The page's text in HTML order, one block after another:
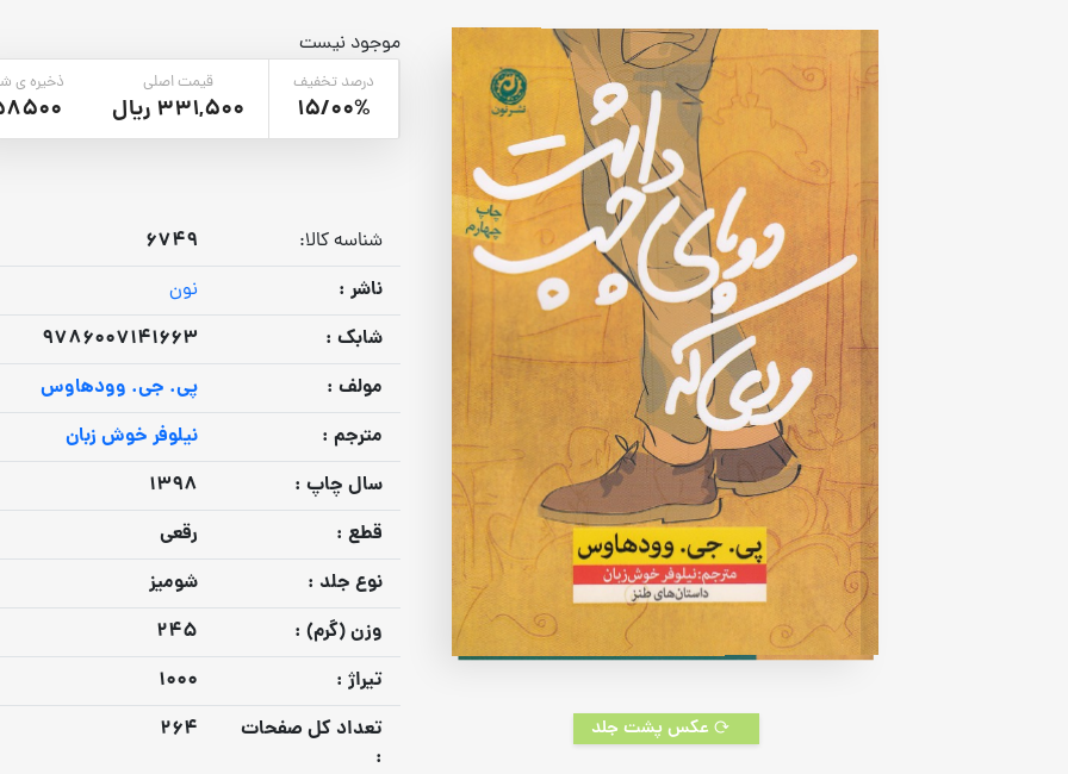
customer
عکس پشت جلد
موجود نیست
درصد تخفیف
15/00%
قیمت اصلی
331,500 ریال
ذخیره ی
شناسه کالا:
6749
ناشر :
نون
شابک :
9786007141663
مولف :
پی. جی. وودهاوس
مترجم :
نیلوفر خوش زبان
سال چاپ :
1398
قطع :
رقعی
نوع جلد :
شومیز
وزن (گرم) :
245
تيراژ :
1000
تعداد كل صفحات
:
264